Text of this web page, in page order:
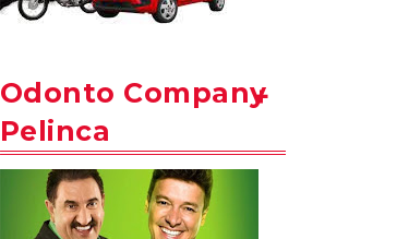
Odonto Company
Pelinca